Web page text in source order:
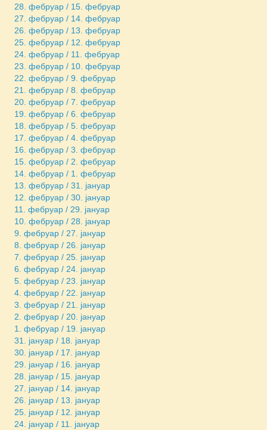
28. фебруар / 15. фебруар
27. фебруар / 14. фебруар
26. фебруар / 13. фебруар
25. фебруар / 12. фебруар
24. фебруар / 11. фебруар
23. фебруар / 10. фебруар
22. фебруар / 9. фебруар
21. фебруар / 8. фебруар
20. фебруар / 7. фебруар
19. фебруар / 6. фебруар
18. фебруар / 5. фебруар
17. фебруар / 4. фебруар
16. фебруар / 3. фебруар
15. фебруар / 2. фебруар
14. фебруар / 1. фебруар
13. фебруар / 31. јануар
12. фебруар / 30. јануар
11. фебруар / 29. јануар
10. фебруар / 28. јануар
9. фебруар / 27. јануар
8. фебруар / 26. јануар
7. фебруар / 25. јануар
6. фебруар / 24. јануар
5. фебруар / 23. јануар
4. фебруар / 22. јануар
3. фебруар / 21. јануар
2. фебруар / 20. јануар
1. фебруар / 19. јануар
31. јануар / 18. јануар
30. јануар / 17. јануар
29. јануар / 16. јануар
28. јануар / 15. јануар
27. јануар / 14. јануар
26. јануар / 13. јануар
25. јануар / 12. јануар
24. јануар / 11. јануар